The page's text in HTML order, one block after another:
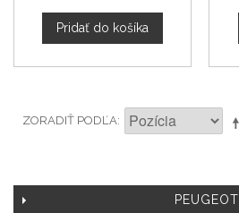
Pridať do košíka
ZORADIŤ PODĽA
PEUGEOT